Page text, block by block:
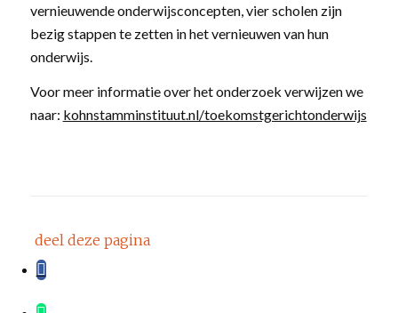
vernieuwende onderwijsconcepten, vier scholen zijn
bezig stappen te zetten in het vernieuwen van hun
onderwijs.
Voor meer informatie over het onderzoek verwijzen we
naar: kohnstamminstituut.nl/toekomstgerichtonderwijs
deel deze pagina